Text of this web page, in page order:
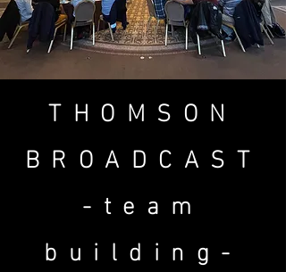
THOMSON
BROADCAST
-team
building-